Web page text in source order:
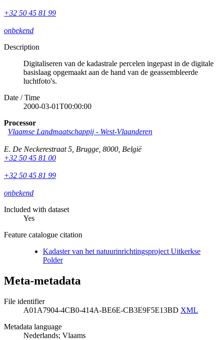
+32 50 45 81 99
onbekend
Description
Digitaliseren van de kadastrale percelen ingepast in de digitale
basislaag opgemaakt aan de hand van de geassembleerde
luchtfoto's.
Date / Time
2000-03-01T00:00:00
Processor
Vlaamse Landmaatschappij - West-Vlaanderen
E. De Neckerestraat 5 Brugge 8000 België
+32 50 45 81 00
+32 50 45 81 99
onbekend
Included with dataset
Yes
Feature catalogue citation
Kadaster van het natuurinrichtingsproject Uitkerkse
Polder
Meta-metadata
File identifier
A01A7904-4CB0-414A-BE6E-CB3E9F5E13BD XML
Metadata language
Nederlands; Vlaams